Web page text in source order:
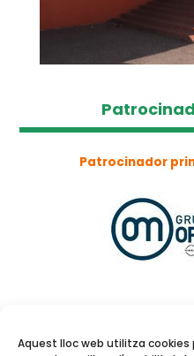
Aquest lloc web utilitza cookies
Patrocinador